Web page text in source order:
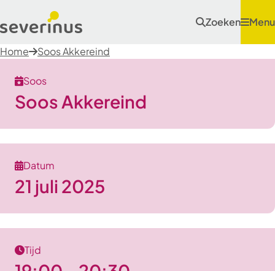
Zoeken Menu
Home Soos Akkereind
Soos
Soos Akkereind
Datum
21 juli 2025
Tijd